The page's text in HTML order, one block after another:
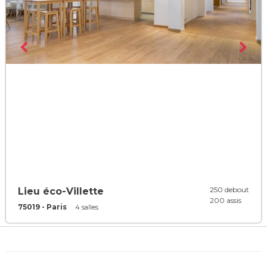
Lieu éco-Villette
75019 - Paris 4 salles
250 debout
200 assis